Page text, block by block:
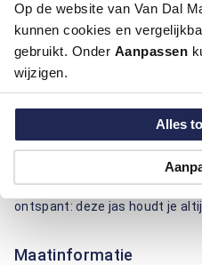
Op de website van Van Dal
kunnen cookies en
gebruikt. Onder Aanpassen
wijzigen.
Alles
Uni motief
met een regular fit pasvorm.
jas licht en duurzaam, ideaal
een praktische capuchon en
Polyester zorgt voor een
onderhoudsvriendelijk. Of je
ontspant: deze jas houdt je
Maatinformatie